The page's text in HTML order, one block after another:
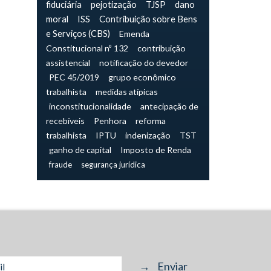
fiduciária
pejotização TJSP
dano
moral
ISS
Contribuição sobre Bens
e Serviços (CBS)
Emenda
Constitucional nº 132
contribuição
assistencial
notificação do devedor
PEC 45/2019
grupo econômico
trabalhista
medidas atípicas
inconstitucionalidade
antecipação de
recebíveis
Penhora
reforma
trabalhista
IPTU indenização
TST
ganho de capital
Imposto de Renda
fraude segurança jurídica